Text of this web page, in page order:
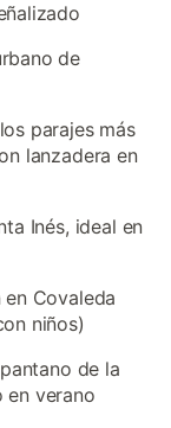
de
parajes más
lanzadera en
Inés, ideal en
Covaleda
niños)
de la
en verano